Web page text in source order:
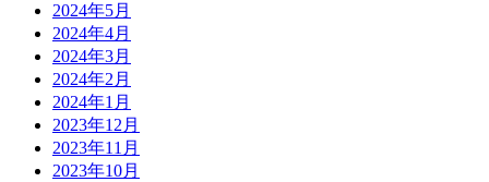
2024年5月
2024年4月
2024年3月
2024年2月
2024年1月
2023年12月
2023年11月
2023年10月